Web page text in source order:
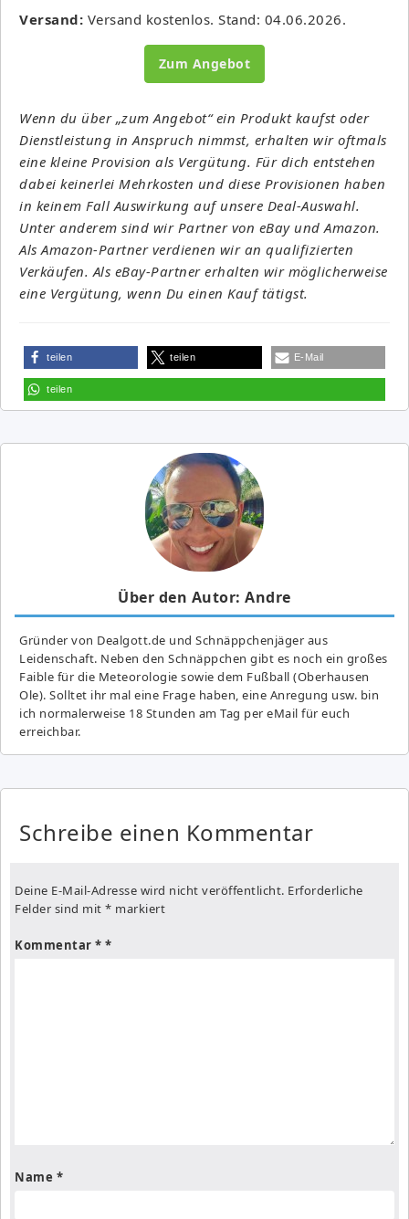
Versand: Versand kostenlos. Stand: 04.06.2026.
Zum Angebot
Wenn du über „zum Angebot“ ein Produkt kaufst oder
Dienstleistung in Anspruch nimmst, erhalten wir oftmals
eine kleine Provision als Vergütung. Für dich entstehen
dabei keinerlei Mehrkosten und diese Provisionen haben
in keinem Fall Auswirkung auf unsere Deal-Auswahl.
Unter anderem sind wir Partner von eBay und Amazon.
Als Amazon-Partner verdienen wir an qualifizierten
Verkäufen. Als eBay-Partner erhalten wir möglicherweise
eine Vergütung, wenn Du einen Kauf tätigst.
teilen teilen E-Mail
teilen
Über den Autor: Andre
Gründer von Dealgott.de und Schnäppchenjäger aus
Leidenschaft. Neben den Schnäppchen gibt es noch ein großes
Fai­ble für die Meteorologie sowie dem Fußball (Oberhausen
Ole). Solltet ihr mal eine Frage haben, eine Anregung usw. bin
ich normalerweise 18 Stunden am Tag per eMail für euch
erreichbar.
Schreibe einen Kommentar
Deine E-Mail-Adresse wird nicht veröffentlicht. Erforderliche
Felder sind mit * markiert
Kommentar *
Name *